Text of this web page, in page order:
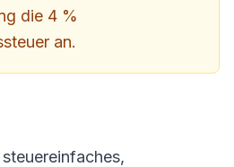
die 4 %
an.